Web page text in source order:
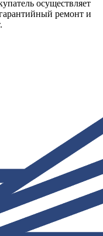
осуществляет
ремонт и